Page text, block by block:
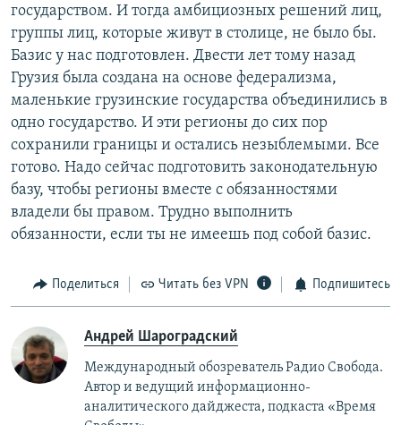
государством. И тогда амбициозных решений лиц,
группы лиц, которые живут в столице, не было бы.
Базис у нас подготовлен. Двести лет тому назад
Грузия была создана на основе федерализма,
маленькие грузинские государства объединились в
одно государство. И эти регионы до сих пор
сохранили границы и остались незыблемыми. Все
готово. Надо сейчас подготовить законодательную
базу, чтобы регионы вместе с обязанностями
владели бы правом. Трудно выполнить
обязанности, если ты не имеешь под собой базис.
Поделиться Читать без VPN Подпишитесь
Андрей Шароградский
Международный обозреватель Радио Свобода.
Автор и ведущий информационно-
аналитического дайджеста, подкаста «Время